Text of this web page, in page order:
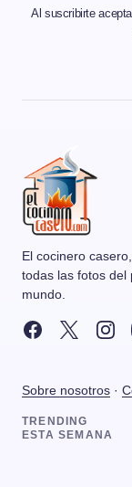
Al suscribirte
El cocinero
todas las fotos del
mundo.
Sobre nosotros ·
TRENDING
ESTA SEMANA